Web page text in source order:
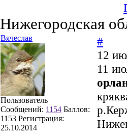
Нижегородская
Вячеслав
Пользователь
Сообщений: 1154 Баллов:
1153 Регистрация:
25.10.2014
#
12
11